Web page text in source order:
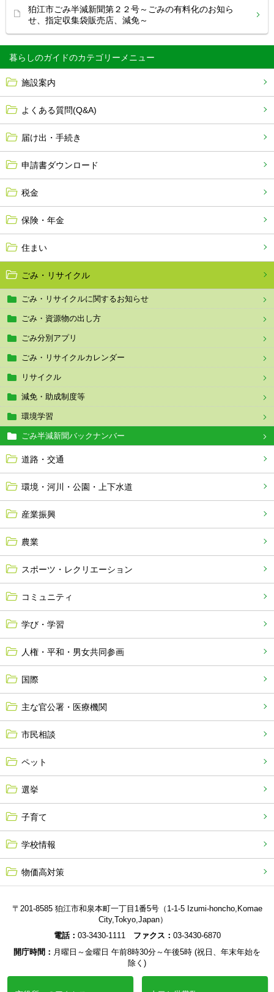
暮らしのガイド
施設案内
よくある質問(Q&A)
届け出・手続き
申請書ダウンロード
税金
保険・年金
住まい
ごみ・リサイクル
ごみ・リサイクルに関するお知らせ
ごみ・資源物の出し方
ごみ分別アプリ
ごみ・リサイクルカレンダー
リサイクル
減免・助成制度等
環境学習
ごみ半減新聞バックナンバー
道路・交通
環境・河川・公園・上下水道
産業振興
農業
スポーツ・レクリエーション
コミュニティ
学び・学習
人権・平和・男女共同参画
国際
主な官公署・医療機関
市民相談
ペット
選挙
子育て
学校情報
物価高対策
狛江市ごみ半減新聞第２２号～ごみの有料化のお知ら
せ、指定収集袋販売店、減免～
〒201-8585 狛江市和泉本町一丁目1番5号（1-1-5 Izumi-honcho,Komae
City,Tokyo,Japan）
電話： 03-3430-1111 ファクス： 03-3430-6870
開庁時間： 月曜日～金曜日 午前8時30分～午後5時 (祝日、年末年始を
除く)